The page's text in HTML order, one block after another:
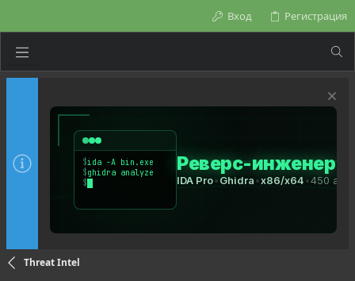
Вход Регистрация
Threat Intel